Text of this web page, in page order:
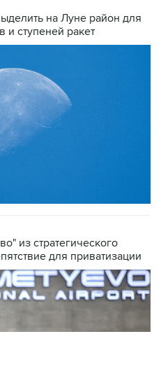
на Луне район для
и ступеней ракет
из стратегического
для приватизации